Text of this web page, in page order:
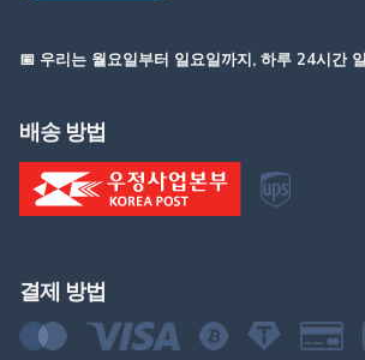
📅 우리는 월요일부터 일요일까지, 하루 24시간
배송 방법
결제 방법